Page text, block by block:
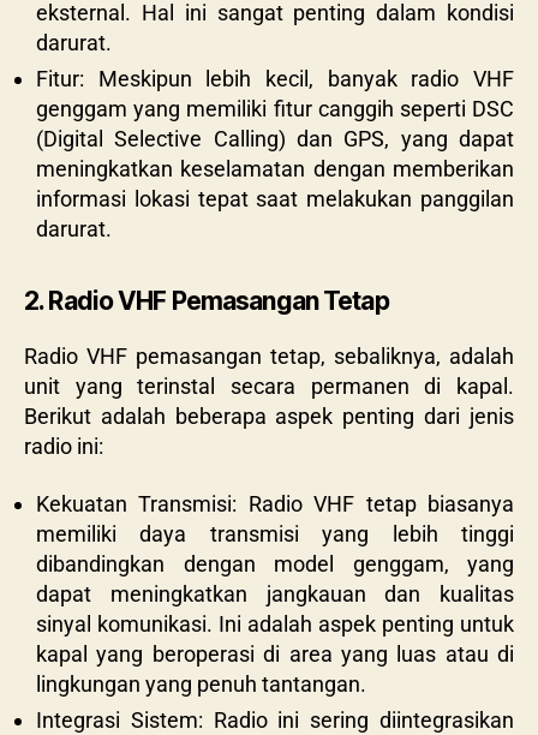
eksternal. Hal ini sangat penting dalam kondisi
darurat.
Fitur: Meskipun lebih kecil, banyak radio VHF
genggam yang memiliki fitur canggih seperti DSC
(Digital Selective Calling) dan GPS, yang dapat
meningkatkan keselamatan dengan memberikan
informasi lokasi tepat saat melakukan panggilan
darurat.
2. Radio VHF Pemasangan Tetap
Radio VHF pemasangan tetap, sebaliknya, adalah
unit yang terinstal secara permanen di kapal.
Berikut adalah beberapa aspek penting dari jenis
radio ini:
Kekuatan Transmisi: Radio VHF tetap biasanya
memiliki daya transmisi yang lebih tinggi
dibandingkan dengan model genggam, yang
dapat meningkatkan jangkauan dan kualitas
sinyal komunikasi. Ini adalah aspek penting untuk
kapal yang beroperasi di area yang luas atau di
lingkungan yang penuh tantangan.
Integrasi Sistem: Radio ini sering diintegrasikan